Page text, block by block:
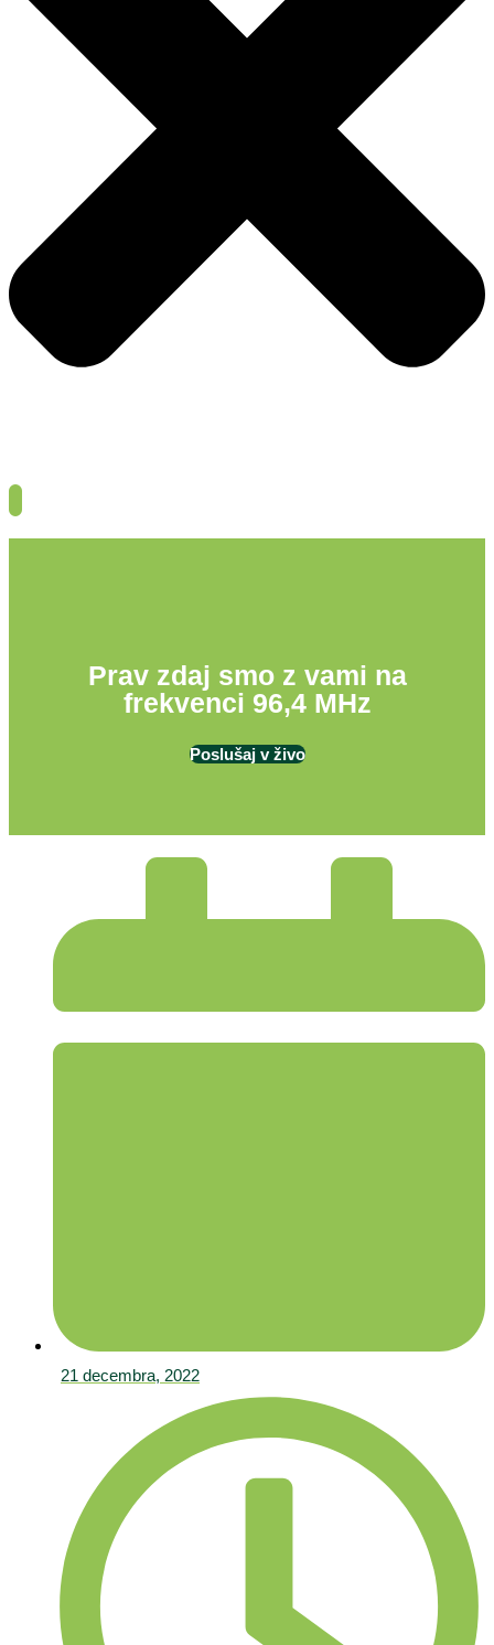
Prav zdaj smo z vami na
frekvenci 96,4 MHz
Poslušaj v živo
21 decembra, 2022